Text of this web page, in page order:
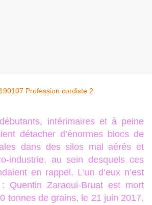
intérimaires et à peine
détacher d’énormes blocs de
dans des silos mal aérés et
industrie, au sein desquels ces
en rappel. L’un d’eux n’est
Quentin Zaraoui-Bruat est mort
tonnes de grains, le 21 juin 2017,